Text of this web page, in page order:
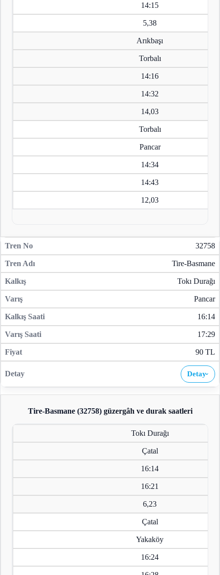
14:15
5,38
Arıkbaşı
Torbalı
14:16
14:32
14,03
Torbalı
Pancar
14:34
14:43
12,03
32758
Tire-Basmane
Tokı Durağı
Pancar
16:14
17:29
90 TL
Detay›
Tire-Basmane (32758)güzergâh ve durak saatleri
Tokı Durağı
Çatal
16:14
16:21
6,23
Çatal
Yakaköy
16:24